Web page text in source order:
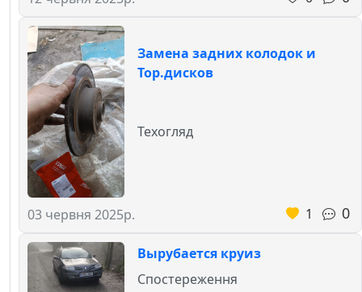
Замена задних колодок и
Тор.дисков
03 червня 2025р.
Техогляд
1 0
Вырубается круиз
Спостереження